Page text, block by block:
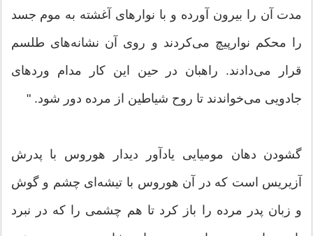
مدت آن را بیرون آورده و با نوارهای آغشته به موم جسد
را محكم نوارپیچ می‌كردند و روی آن نشانه‌های طلسم
قرار می‌دادند. راهبان در حین این كار مدام وردهای
جادویی می‌خواندند تا روح شیاطین از مرده دور شود‌. "
گشودن دهان مومیایی یادآور دیدار هوروس با پدرش
آزیریس است كه در آن هوروس با تیشه‌ای چشم و گوش
و زبان پدر مرده را باز كرد تا هم چشمی ‌را كه در نبرد